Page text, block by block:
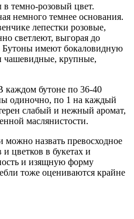
темно-розовый цвет.
немного темнее основания.
лепестки розовые,
светлеют, выгорая до
Бутоны имеют бокаловидную
чашевидные, крупные,
каждом бутоне по 36-40
одиночно, по 1 на каждый
слабый и нежный аромат,
маслянистости.
назвать превосходное
цветков в букетах и
и изящную форму
тоже оцениваются крайне